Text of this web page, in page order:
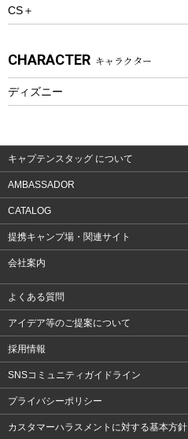
ウェルネス
ウェア、タオル
ウェア
CS＋
CHARACTER キャラクター
ディズニー
キャプテンスタッグ について
AMBASSADOR
CATALOG
提携キャンプ場・関連サイト
会社案内
よくある質問
アイデア等のご提案について
採用情報
SNSコミュニティガイドライン
プライバシーポリシー
カスタマーハラスメントに対する基本方針